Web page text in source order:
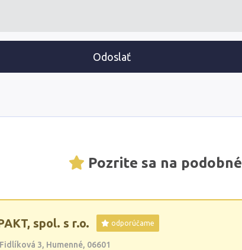
Odoslať
Pozrite sa na podobné
spol. s r.o. odporúčame
Fidlíková 3, Humenné, 06601